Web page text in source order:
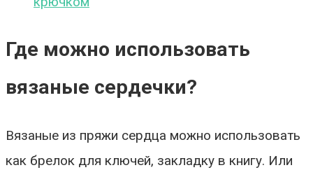
Где можно использовать
вязаные сердечки?
Вязаные из пряжи сердца можно использовать
как брелок для ключей, закладку в книгу. Или